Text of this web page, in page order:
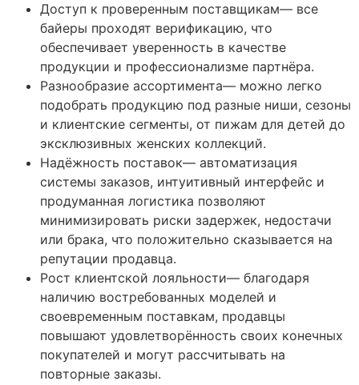
Доступ к проверенным поставщикам— все
байеры проходят верификацию, что
обеспечивает уверенность в качестве
продукции и профессионализме партнёра.
Разнообразие ассортимента— можно легко
подобрать продукцию под разные ниши, сезоны
и клиентские сегменты, от пижам для детей до
эксклюзивных женских коллекций.
Надёжность поставок— автоматизация
системы заказов, интуитивный интерфейс и
продуманная логистика позволяют
минимизировать риски задержек, недостачи
или брака, что положительно сказывается на
репутации продавца.
Рост клиентской лояльности— благодаря
наличию востребованных моделей и
своевременным поставкам, продавцы
повышают удовлетворённость своих конечных
покупателей и могут рассчитывать на
повторные заказы.